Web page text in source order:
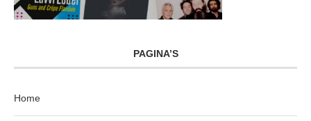
PAGINA’S
Home